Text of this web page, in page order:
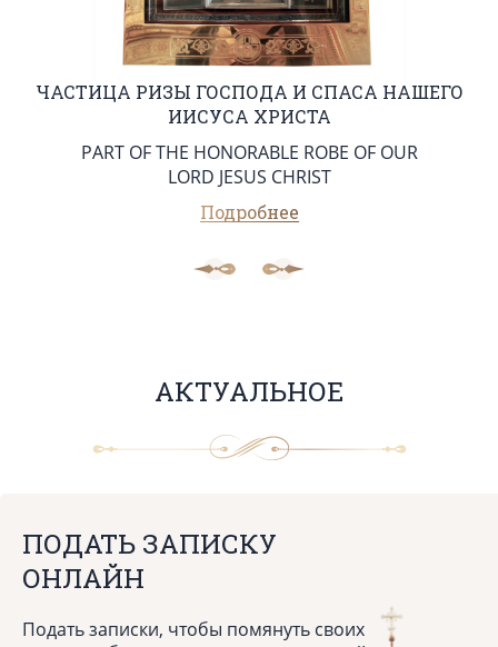
ЧАСТИЦА РИЗЫ ГОСПОДА И СПАСА НАШЕГО
ИИСУСА ХРИСТА
PART OF THE HONORABLE ROBE OF OUR
LORD JESUS CHRIST
Подробнее
АКТУАЛЬНОЕ
ПОДАТЬ ЗАПИСКУ
ОНЛАЙН
Подать записки, чтобы помянуть своих